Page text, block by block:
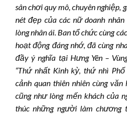
sân chơi quy mô, chuyên nghiệp,
nét đẹp của các nữ doanh
lòng nhân ái. Ban tổ chức cùng
hoạt động đáng nhớ,đã cùng
đầy ý nghĩa tại Hưng Yên –
“Thứ nhất Kinh kỳ, thứ nhì Phố
cảnh quan thiên nhiên cùng văn
cũng như lòng mến khách của
thúc những người làm chương